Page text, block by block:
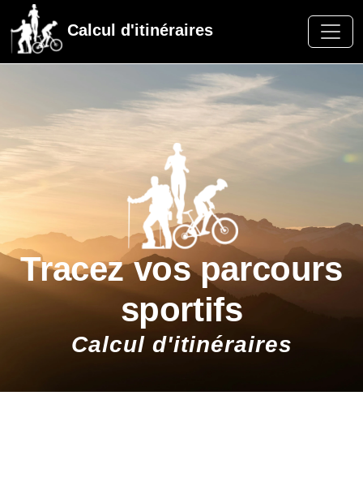
Calcul d'itinéraires
Tracez vos parcours
sportifs
Calcul d'itinéraires